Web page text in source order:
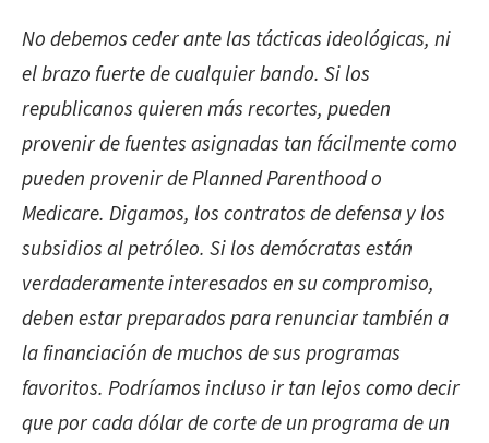
No debemosceder ante las tácticas ideológicas, ni
el brazo fuerte de cualquier bando. Si los
republicanos quieren más recortes, pueden
provenir de fuentes asignadas tan fácilmente como
pueden provenir de Planned Parenthood o
Medicare. Digamos, los contratos de defensa y los
subsidios al petróleo. Si los demócratas están
verdaderamente interesados ​​en su compromiso,
deben estar preparados para renunciar también a
la financiación de muchos de sus programas
favoritos. Podríamos incluso ir tan lejos como decir
que por cada dólar de corte de un programa de un